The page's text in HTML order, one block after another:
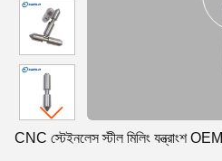
CNC স্টেইনলেস স্টীল মিলিং যন্ত্রাংশ OEM